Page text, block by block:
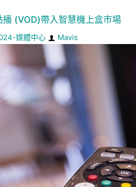
(VOD)帶入智慧機上盒市場
媒體中心 Mavis